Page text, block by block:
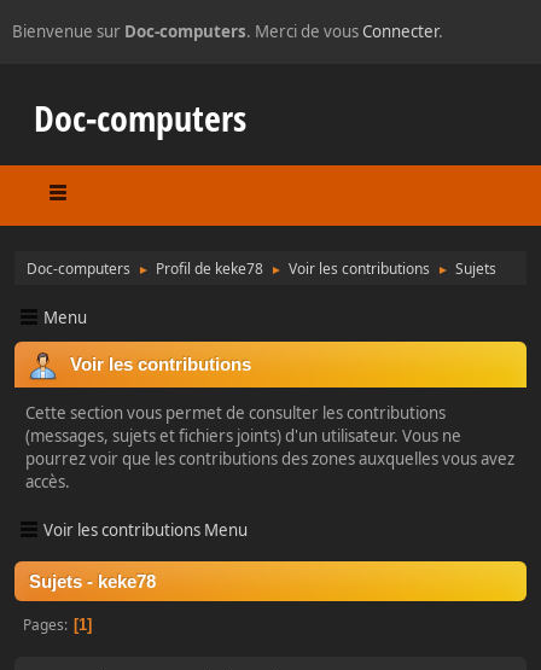
Bienvenue sur Doc-computers. Merci de vousConnecter.
Doc-computers
Doc-computers ► Profil de keke78 ► Voir les contributions ► Sujets
Menu
Voir les contributions
Cette section vous permet de consulter les contributions
(messages, sujets et fichiers joints) d'un utilisateur. Vous ne
pourrez voir que les contributions des zones auxquelles vous avez
accès.
Voir les contributions Menu
Sujets - keke78
Pages 1